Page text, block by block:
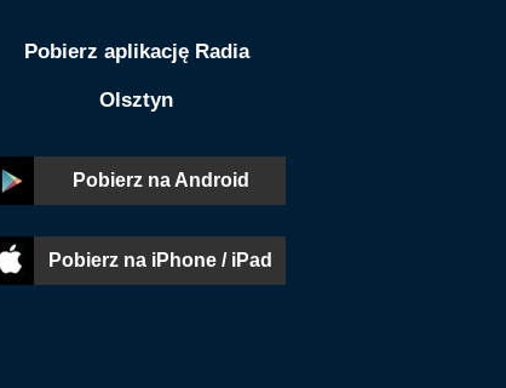
Pobierz aplikację Radia
Olsztyn
Pobierz na Android
Pobierz na iPhone / iPad